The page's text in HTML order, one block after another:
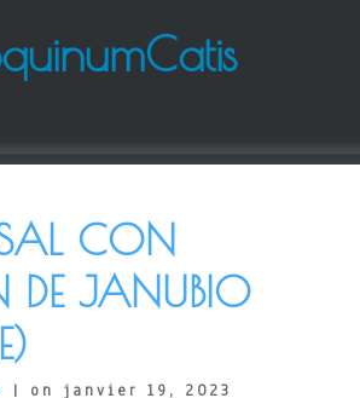
SAL CON
DE JANUBIO
| on janvier 19, 2023